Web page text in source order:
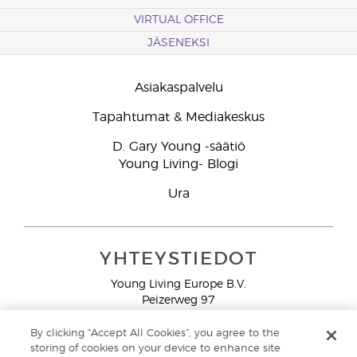
hinnoittelusta. Young Living -jäsenet saavat
24 % alennuksen tukkumyyntihinnoista.
VIRTUAL OFFICE
JÄSENEKSI
Asiakaspalvelu
Tapahtumat & Mediakeskus
D. Gary Young -säätiö
Young Living- Blogi
Ura
YHTEYSTIEDOT
Young Living Europe B.V.
Peizerweg 97
Netherlands
By clicking “Accept All Cookies”, you agree to the
storing of cookies on your device to enhance site